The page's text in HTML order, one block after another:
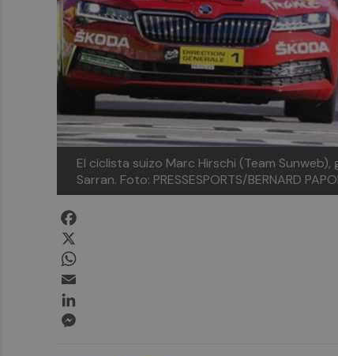
El ciclista suizo Marc Hirschi (Team
Sarran. Foto: PRESSESPORTS/BERNARD